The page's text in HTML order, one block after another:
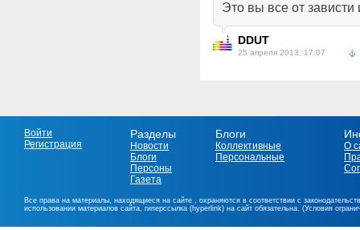
Это вы все от зависти
DDUT
25 апреля 2013, 17:07
Войти
Регистрация
Разделы
Новости
Блоги
Персоны
Газета
Блоги
Коллективные
Персональные
О
Все права на материалы, находящиеся на сайте , охраняются в соответствии с
использовании материалов сайта, гиперссылка (hyperlink) на сайт обязательна. (Условия